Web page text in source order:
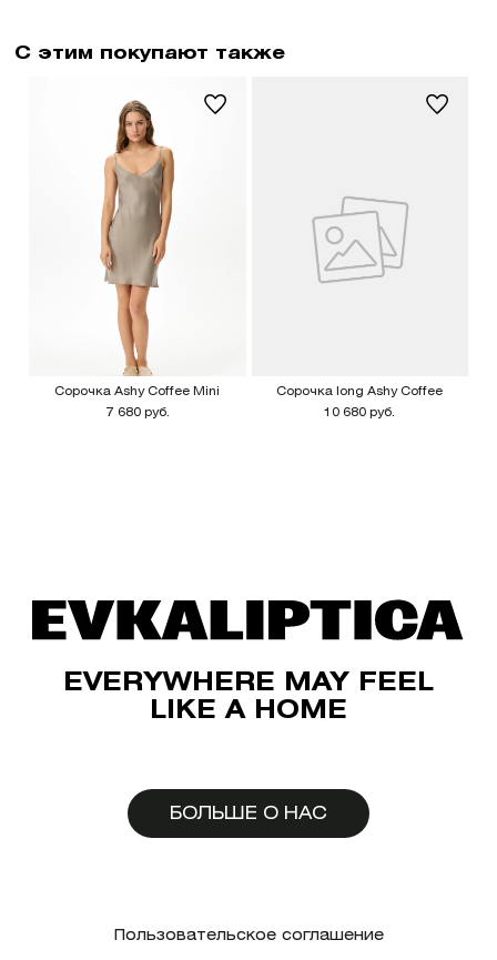
С этим покупают также
Сорочка Ashy Coffee Mini
7 680 руб.
Сорочка long Ashy Coffee
10 680 руб.
EVERYWHERE MAY FEEL
LIKE A HOME
БОЛЬШЕ О НАС
Пользовательское соглашение